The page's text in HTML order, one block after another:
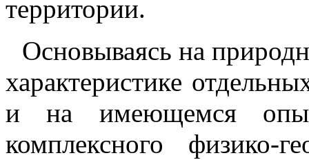
территории.
Основываясь на
характеристике
и на имеющемся
комплексного физико-